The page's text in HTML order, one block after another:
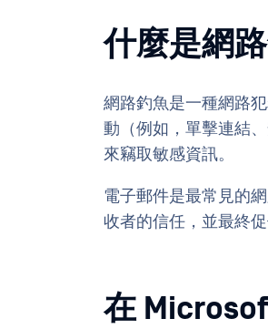
什麼是網
網路釣魚是一種網路
動（例如，單擊連結
來竊取敏感資訊。
電子郵件是最常見的
收者的信任，並最終
在